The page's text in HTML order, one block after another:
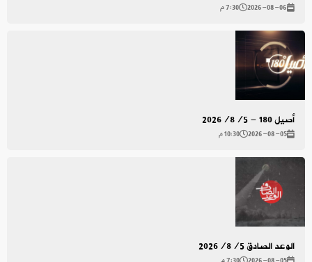
2026-08-06 7:30 م
أصيل 180 - 2026/8/5
2026-08-05 10:30 م
الوعد الصادق 2026/8/5